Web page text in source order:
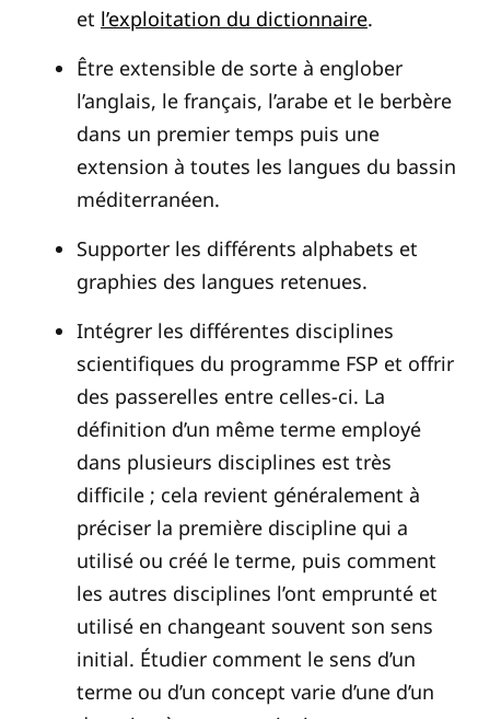
et l’exploitation du dictionnaire.
Être extensible de sorte à englober
l’anglais, le français, l’arabe et le berbère
dans un premier temps puis une
extension à toutes les langues du bassin
méditerranéen.
Supporter les différents alphabets et
graphies des langues retenues.
Intégrer les différentes disciplines
scientifiques du programme FSP et offrir
des passerelles entre celles-ci. La
définition d’un même terme employé
dans plusieurs disciplines est très
difficile ; cela revient généralement à
préciser la première discipline qui a
utilisé ou créé le terme, puis comment
les autres disciplines l’ont emprunté et
utilisé en changeant souvent son sens
initial. Étudier comment le sens d’un
terme ou d’un concept varie d’une d’un